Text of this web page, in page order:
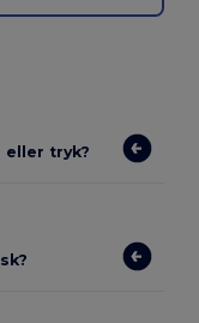
eller tryk?